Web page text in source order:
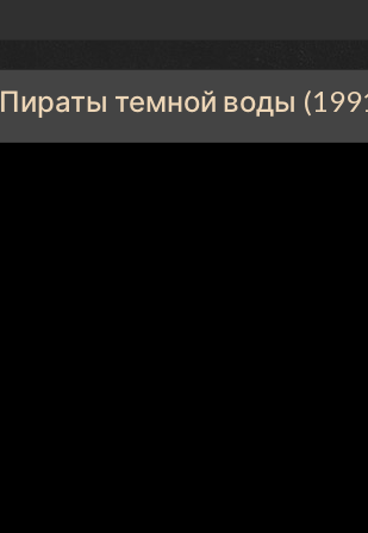
Пираты темной воды